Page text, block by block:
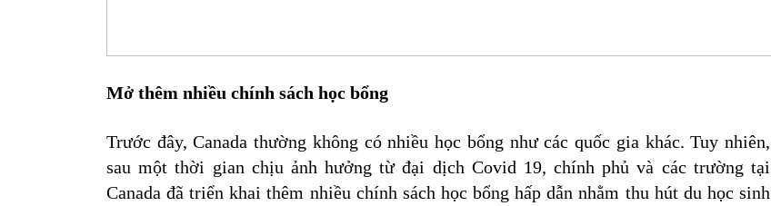
Mở thêm nhiều chính sách học bổng
Trước đây, Canada thường không có nhiều học bổng như các quốc gia khác. Tuy nhiên,
sau một thời gian chịu ảnh hưởng từ đại dịch Covid 19, chính phủ và các trường tại
Canada đã triển khai thêm nhiều chính sách học bổng hấp dẫn nhằm thu hút du học sinh